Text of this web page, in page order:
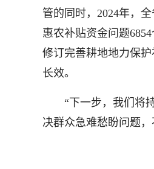
管的同时，2024年，
惠农补贴资金问题
修订完善耕地地力保
长效。
“下一步，我们将持
决群众急难愁盼问题